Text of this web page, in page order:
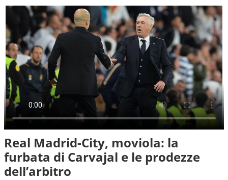
Real Madrid-City, moviola: la
furbata di Carvajal e le prodezze
dell’arbitro